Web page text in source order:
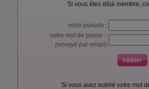
Si vous êtes déjà membre,
votre pseudo :
votre mot de passe :
(envoyé par email)
Si vous avez oublié votre mot